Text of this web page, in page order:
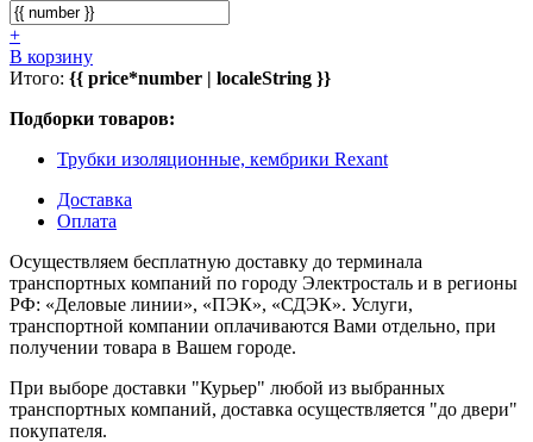
+
В корзину
Итого: {{ price*number | localeString }}
Подборки товаров:
Трубки изоляционные, кембрики Rexant
Доставка
Оплата
Осуществляем бесплатную доставку до терминала
транспортных компаний по городу Электросталь и в регионы
РФ: «Деловые линии», «ПЭК», «СДЭК». Услуги,
транспортной компании оплачиваются Вами отдельно, при
получении товара в Вашем городе.
При выборе доставки "Курьер" любой из выбранных
транспортных компаний, доставка осуществляется "до двери"
покупателя.